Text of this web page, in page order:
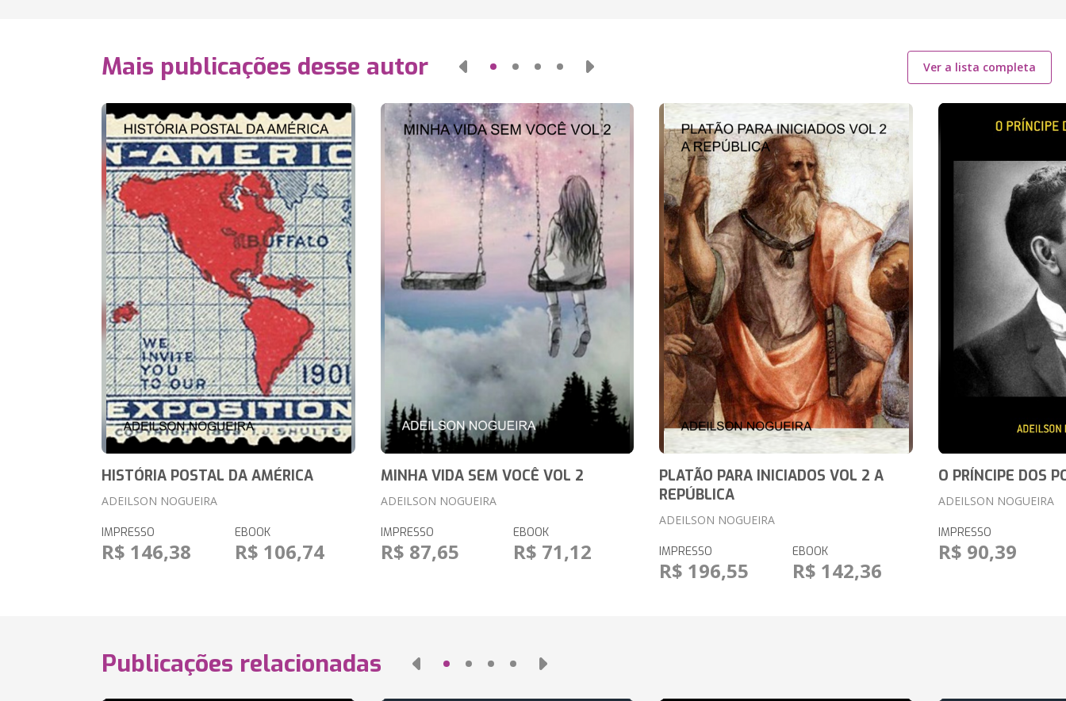
Mais publicações desse autor Ver a lista completa
HISTÓRIA POSTAL DA AMÉRICA
ADEILSON NOGUEIRA
IMPRESSO
R$ 146,38
EBOOK
R$ 106,74
MINHA VIDA SEM VOCÊ VOL 2
ADEILSON NOGUEIRA
IMPRESSO
R$ 87,65
EBOOK
R$ 71,12
PLATÃO PARA INICIADOS VOL 2 A
REPÚBLICA
ADEILSON NOGUEIRA
IMPRESSO
R$ 196,55
EBOOK
R$ 142,36
O PRÍNCIPE DOS
ADEILSON NOGUEIRA
IMPRESSO
R$ 90,39
Publicações relacionadas